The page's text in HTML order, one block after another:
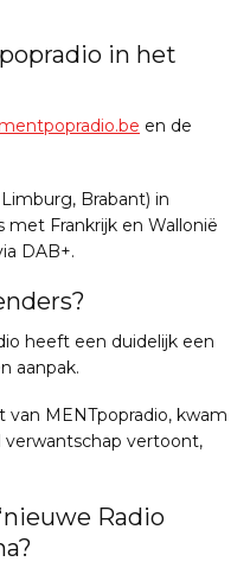
in het
mentpopradio.be en de
Brabant) in
met Frankrijk en Wallonië
DAB+.
heeft een duidelijk een
aanpak.
van MENTpopradio, kwam
verwantschap vertoont,
Radio